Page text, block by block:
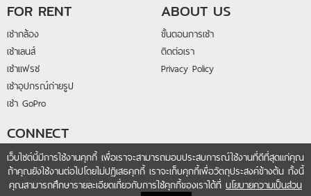
FOR RENT
เช่ากล้อง
เช่าเลนส์
เช่าแฟรช
เช่าอุปกรณ์ถ่ายรูป
เช่า GoPro
ABOUT US
ขั้นตอนการเช่า
ติดต่อเรา
Privacy Policy
CONNECT
@lightandlens
fb.me/lightandlensrental
เว็บไซต์นี้มีการใช้งานคุกกี้ เพื่อเราจะสามารถมอบประสบการณ์ใช้งานที่ดีที่สุดแก่คุณ
ถ้าคุณยังใช้งานต่อไปโดยไม่ปฏิเสธคุกกี้ เราจะเก็บคุกกี้เพื่อวัตถุประสงค์ข้างต้น ทั้งนี้
คุณสามารถศึกษารายละเอียดเกี่ยวกับการใช้คุกกี้ของเราได้ที่ นโยบายความเป็นส่วน